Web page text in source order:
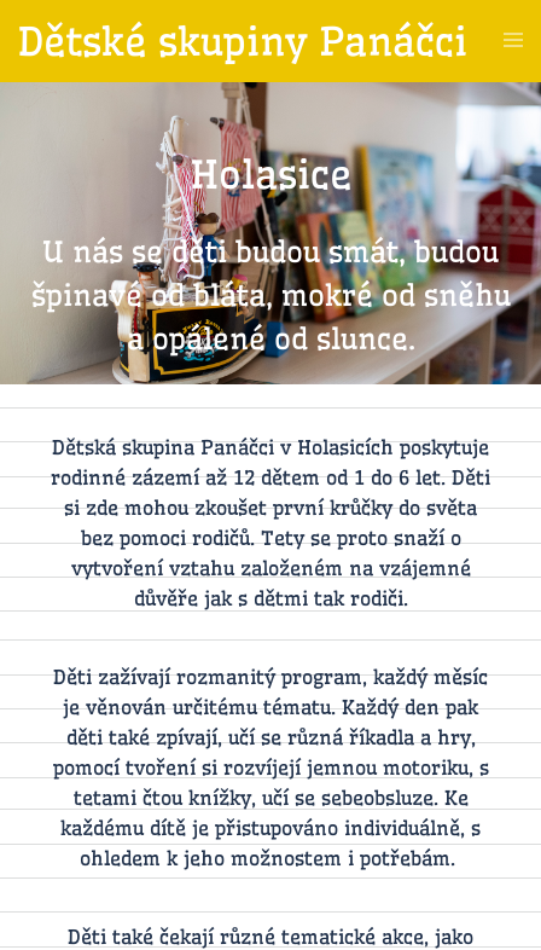
Dětské skupiny Panáčci
Holasice
U nás se děti budou smát, budou
špinavé od bláta, mokré od sněhu
a opálené od slunce.​
Dětská skupina Panáčci v Holasicích poskytuje
rodinné zázemí až 12 dětem od 1 do 6 let. Děti
si zde mohou zkoušet první krůčky do světa
bez pomoci rodičů. Tety se proto snaží o
vytvoření vztahu založeném na vzájemné
důvěře jak s dětmi tak rodiči.
Děti zažívají rozmanitý program, každý měsíc
je věnován určitému tématu. Každý den pak
děti také zpívají, učí se různá říkadla a hry,
pomocí tvoření si rozvíjejí jemnou motoriku, s
tetami čtou knížky, učí se sebeobsluze. Ke
každému dítě je přistupováno individuálně, s
ohledem k jeho možnostem i potřebám.
Děti také čekají různé tematické akce, jako